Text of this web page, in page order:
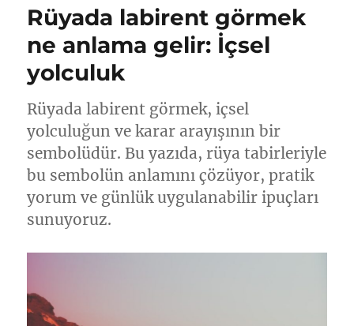
Yolculuk
Karar
için
Rüyada labirent görmek
ne anlama gelir: İçsel
yolculuk
Rüyada labirent görmek, içsel
yolculuğun ve karar arayışının bir
sembolüdür. Bu yazıda, rüya tabirleriyle
bu sembolün anlamını çözüyor, pratik
yorum ve günlük uygulanabilir ipuçları
sunuyoruz.